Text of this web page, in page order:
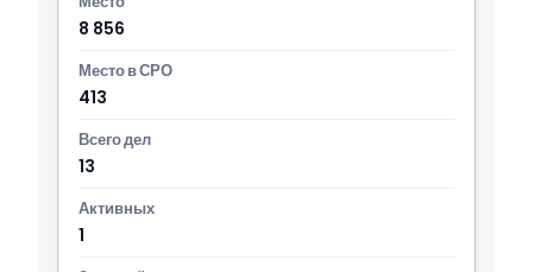
8 856
413
13
1